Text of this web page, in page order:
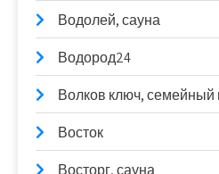
Водолей, сауна
Водород24
Волков ключ, семейный
Восток
Восторг, сауна